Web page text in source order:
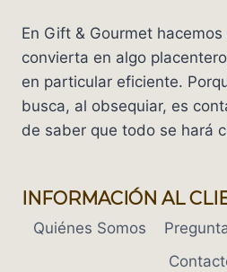
En Gift & Gourmet
convierta en algo
en particular eficiente.
busca, al obsequiar, es
de saber que todo se hará
INFORMACIÓN AL
Quiénes Somos